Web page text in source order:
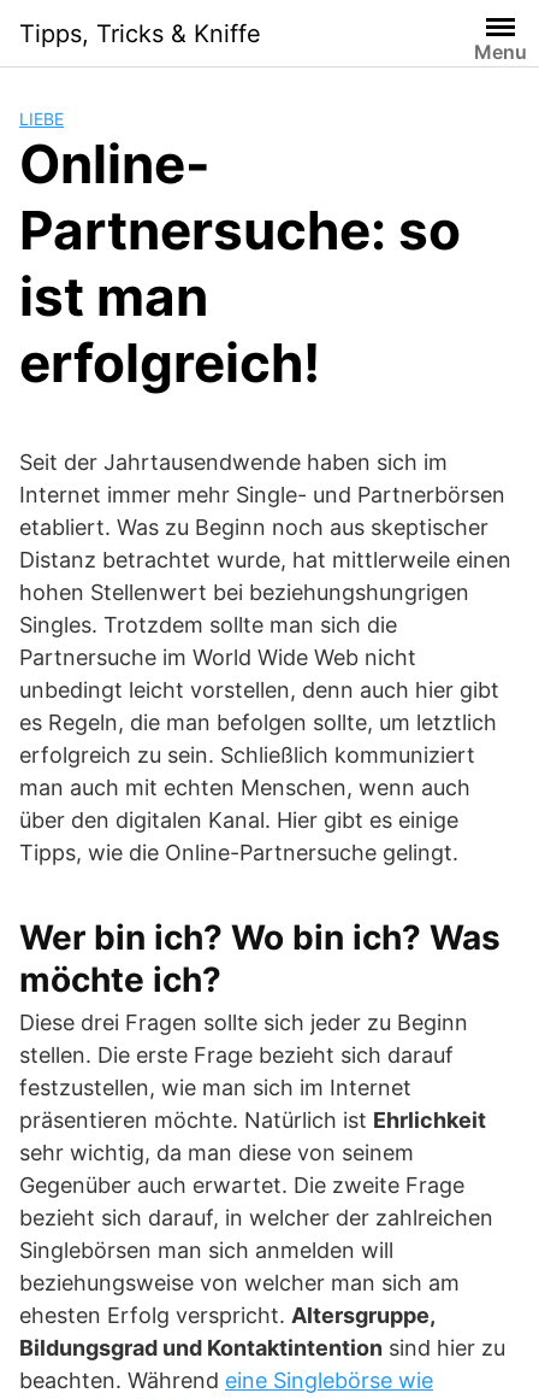
content
Tipps, Tricks & Kniffe
Menu
LIEBE
Online-
Partnersuche: so
ist man
erfolgreich!
Seit der Jahrtausendwende haben sich im
Internet immer mehr Single- und Partnerbörsen
etabliert. Was zu Beginn noch aus skeptischer
Distanz betrachtet wurde, hat mittlerweile einen
hohen Stellenwert bei beziehungshungrigen
Singles. Trotzdem sollte man sich die
Partnersuche im World Wide Web nicht
unbedingt leicht vorstellen, denn auch hier gibt
es Regeln, die man befolgen sollte, um letztlich
erfolgreich zu sein. Schließlich kommuniziert
man auch mit echten Menschen, wenn auch
über den digitalen Kanal. Hier gibt es einige
Tipps, wie die Online-Partnersuche gelingt.
Wer bin ich? Wo bin ich? Was
möchte ich?
Diese drei Fragen sollte sich jeder zu Beginn
stellen. Die erste Frage bezieht sich darauf
festzustellen, wie man sich im Internet
präsentieren möchte. Natürlich ist Ehrlichkeit
sehr wichtig, da man diese von seinem
Gegenüber auch erwartet. Die zweite Frage
bezieht sich darauf, in welcher der zahlreichen
Singlebörsen man sich anmelden will
beziehungsweise von welcher man sich am
ehesten Erfolg verspricht. Altersgruppe,
Bildungsgrad und Kontaktintention sind hier zu
beachten. Während eine Singlebörse wie